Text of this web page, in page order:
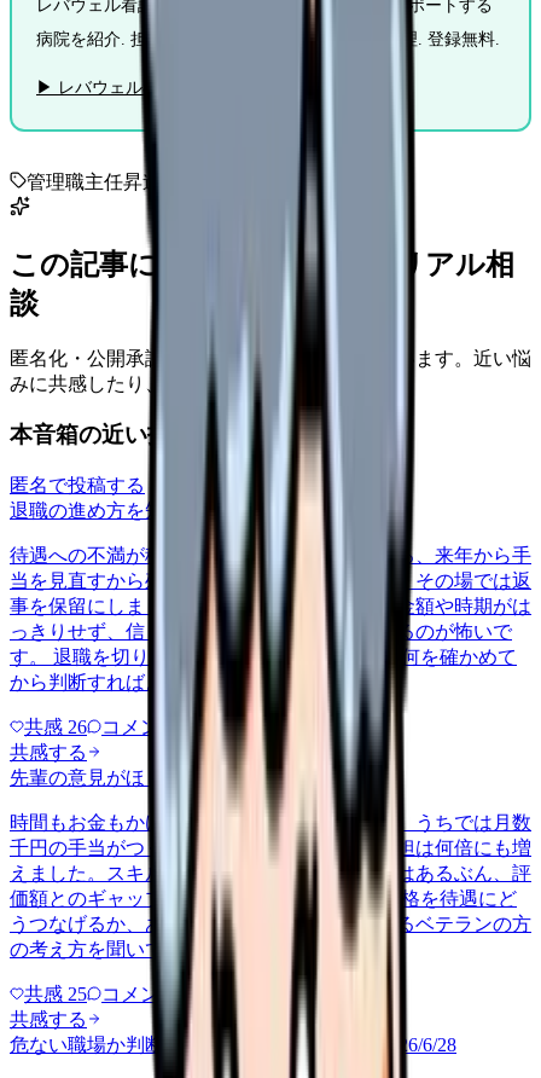
レバウェル看護は認定・専門・管理職ルートをサポートする
病院を紹介. 担当者が教育体制と昇進ルートを整理. 登録無料.
▶ レバウェル看護に無料相談する
管理職主任昇進
この記事に近い看護師さんのリアル相
談
匿名化・公開承認済みの本音だけを表示しています。近い悩
みに共感したり、自分の状況を投稿できます。
本音箱の近い投稿
匿名で投稿する
退職の進め方を知りたい
待遇への不満が積もって退職を申し出たところ、来年から手
当を見直すから残ってほしいと引き止められ、その場では返
事を保留にしました。口約束だけで具体的な金額や時期がは
っきりせず、信じて残ってまた同じ思いをするのが怖いで
す。 退職を切り出した後の引き止め交渉で、何を確かめて
から判断すればよかったのか教え…
共感 26 コメント
共感する
先輩の意見がほしい
nenshu2026/6/24
時間もお金もかけて認定の資格を取ったのに、うちでは月数
千円の手当がつくだけで、係や相談対応の負担は何倍にも増
えました。スキルが現場で役立っている実感はあるぶん、評
価額とのギャップに正直もやもやします。 資格を待遇にど
うつなげるか、あるいは別の形で活かしているベテランの方
の考え方を聞いてみたいです。
共感 25 コメント 1
共感する
危ない職場か判断してほしい
tenshoku-doubt 2026/6/28